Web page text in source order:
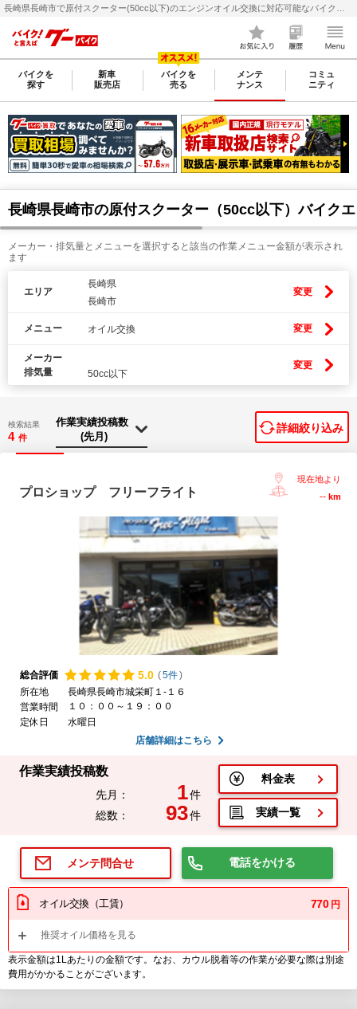
バイクを
探す
新車
販売店
バイクを
売る
メンテ
ナンス
コミュ
ニティ
長崎県長崎市の原付スクーター（50cc以下）バイク
メーカー・排気量とメニューを選択すると該当の作業メニュー金額が表示され
ます
エリア
長崎県
長崎市
変更
メニュー オイル交換 変更
メーカー
排気量
50cc以下
変更
検索結果
4 件
詳細絞り込み
プロショップ フリーフライト
現在地より
-- km
総合評価 5.0 (5件)
所在地
長崎県長崎市城栄町１-１６
営業時間
１０：００～１９：００
定休日
水曜日
店舗詳細はこちら
作業実績投稿数
先月： 1件
総数：
93件
料金表
実績一覧
メンテ問合せ 電話をかける
オイル交換（工賃） 770 円
推奨オイル価格を見る
表示金額は1Lあたりの金額です。なお、カウル脱着等の作業が必要な際は別途
費用がかかることがございます。